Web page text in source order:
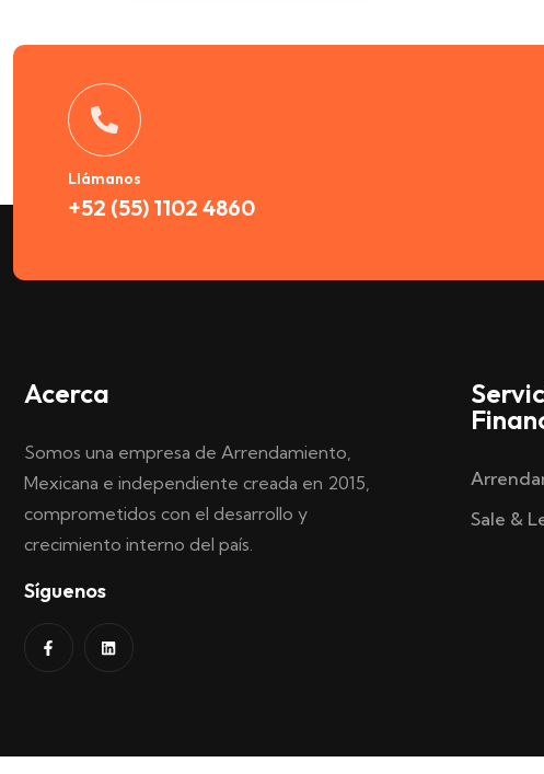
Llámanos
+52 (55) 1102 4860
Acerca
Somos una empresa de Arrendamiento,
Mexicana e independiente creada en 2015,
comprometidos con el desarrollo y
crecimiento interno del país.
Síguenos
Sale &